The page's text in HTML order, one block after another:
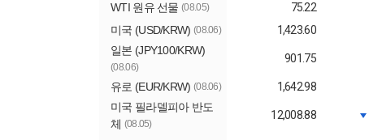
WTI 원유 선물(08.05) 75.22
미국 (USD/KRW) (08.06) 1,423.60
일본 (JPY100/KRW)
(08.06)
901.75
유로 (EUR/KRW) (08.06) 1,642.98
미국 필라델피아 반도
체 (08.05)
12,008.88